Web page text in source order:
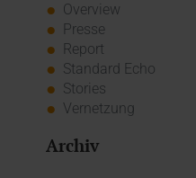
Overview
Presse
Report
Standard Echo
Stories
Vernetzung
Archiv